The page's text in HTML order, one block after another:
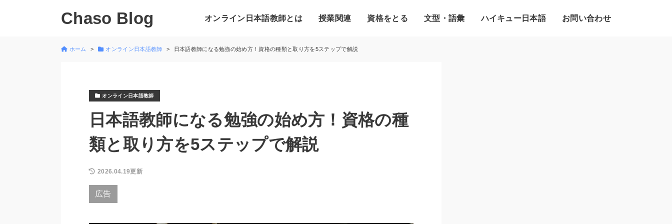
Chaso Blog オンライン日本語教師とは 授業関連 資格をとる 文型・語彙 ハイキュー日本語 お問い合わせ
ホーム オンライン日本語教師 日本語教師になる勉強の始め方！資格の種類と取り方を5ステップで解説
オンライン日本語教師
日本語教師になる勉強の始め方！資格の種
類と取り方を5ステップで解説
2026.04.19更新
広告